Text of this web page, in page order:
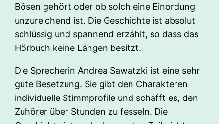
Bösen gehört oder ob solch eine Einordung
unzureichend ist. Die Geschichte ist absolut
schlüssig und spannend erzählt, so dass das
Hörbuch keine Längen besitzt.
Die Sprecherin Andrea Sawatzki ist eine sehr
gute Besetzung. Sie gibt den Charakteren
individuelle Stimmprofile und schafft es, den
Zuhörer über Stunden zu fesseln. Die